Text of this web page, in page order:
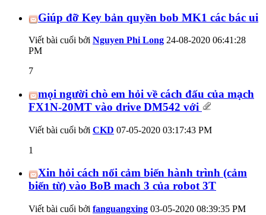
Giúp đỡ Key bản quyền bob MK1 các bác ui
Viết bài cuối bởi Nguyen Phi Long 24-08-2020 06:41:28
PM
7
mọi người chò em hỏi về cách đấu của mạch
FX1N-20MT vào drive DM542 với
Viết bài cuối bởi CKD 07-05-2020 03:17:43 PM
1
Xin hỏi cách nối cảm biến hành trình (cảm
biến từ) vào BoB mach 3 của robot 3T
Viết bài cuối bởi fanguangxing 03-05-2020 08:39:35 PM